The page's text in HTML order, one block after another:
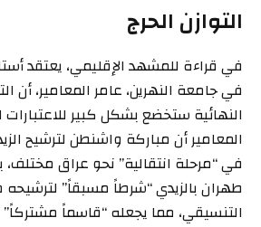
التوازن الحرج
في قراءة للمشهد الإقليمي، يعتقد
في جامعة النهرين، عامر المعامير، أن
النهائية ستخضع بشكل كبير للاعتبارات
المعامير أن مباركة واشنطن لترشيح
في “مرحلة انتقالية” نحو عراق
طهران بالزيدي “شرطاً مسبقاً” لترشيحه
التنسيقي، مما يجعله “قاسماً مشتركاً”